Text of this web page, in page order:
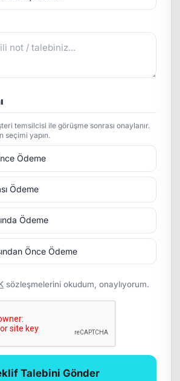
temsilcisi ile görüşme sonrası onaylanır.
seçimi yapın.
Ödeme
Ödeme
Ödeme
Önce Ödeme
sözleşmelerini okudum, onaylıyorum.
Talebini Gönder